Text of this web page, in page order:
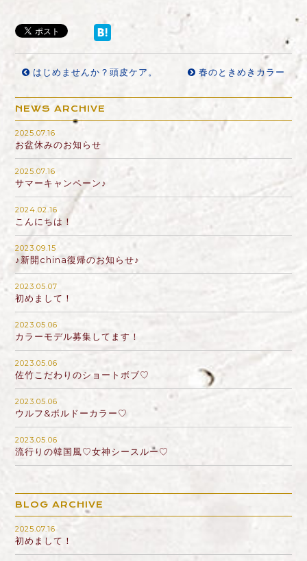
はじめませんか？頭皮ケア。 春のときめきカラー
NEWS ARCHIVE
2025.07.16
お盆休みのお知らせ
2025.07.16
サマーキャンペーン♪
2024.02.16
こんにちは！
2023.09.15
♪新開china復帰のお知らせ♪
2023.05.07
初めまして！
2023.05.06
カラーモデル募集してます！
2023.05.06
佐竹こだわりのショートボブ♡
2023.05.06
ウルフ&ボルドーカラー♡
2023.05.06
流行りの韓国風♡女神シースルー♡
BLOG ARCHIVE
2025.07.16
初めまして！